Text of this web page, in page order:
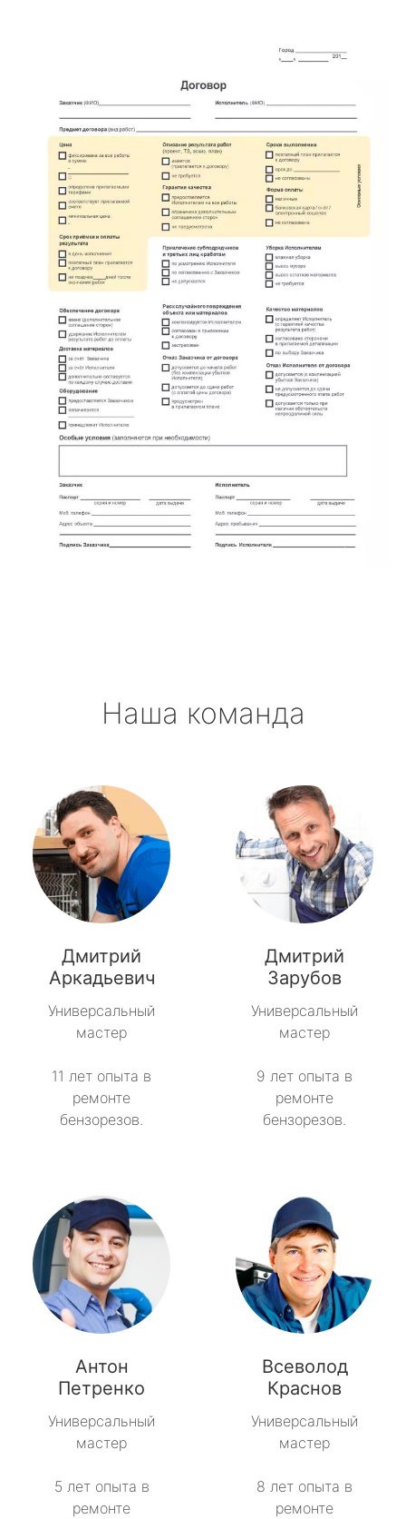
Наша команда
Дмитрий
Аркадьевич
Универсальный
мастер
11 лет опыта в
ремонте
бензорезов.
Дмитрий
Зарубов
Универсальный
мастер
9 лет опыта в
ремонте
бензорезов.
Антон
Петренко
Универсальный
мастер
5 лет опыта в
ремонте
Всеволод
Краснов
Универсальный
мастер
8 лет опыта в
ремонте